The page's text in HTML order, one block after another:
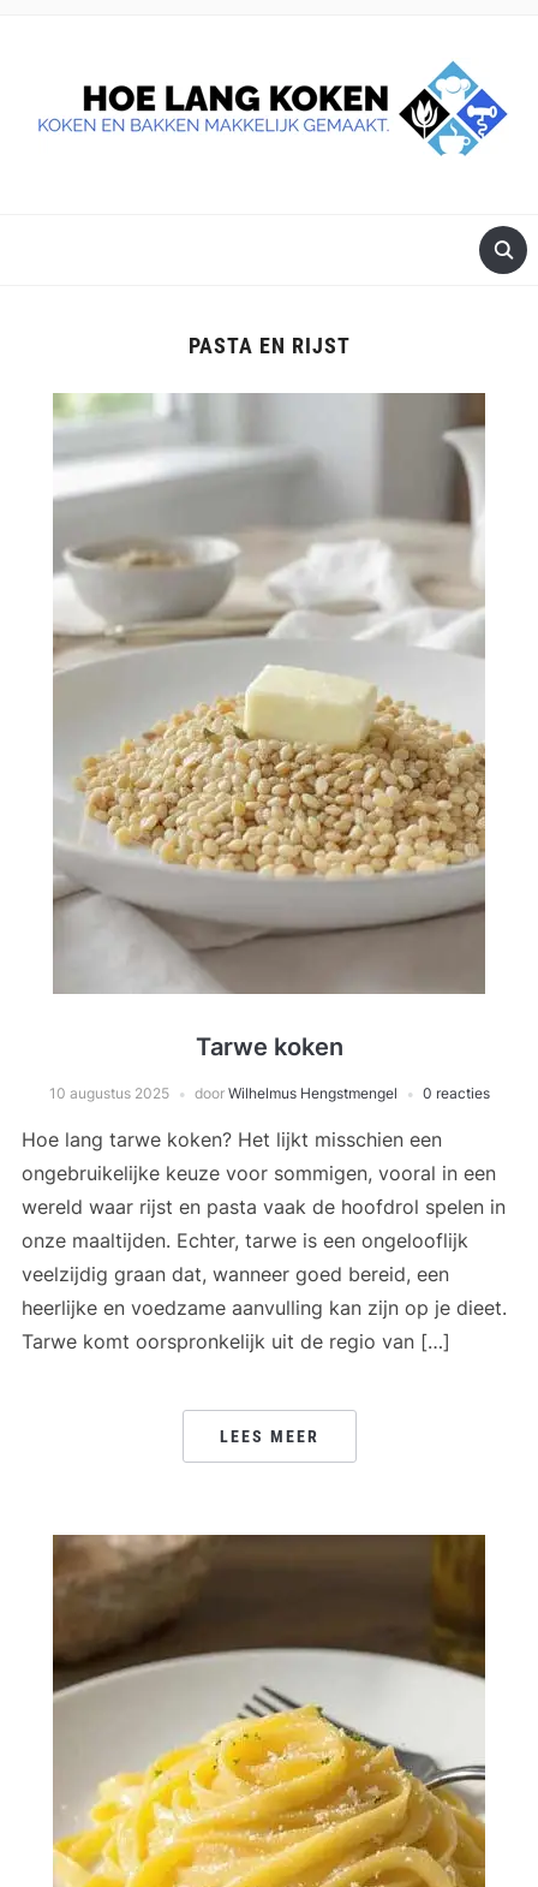
PASTA EN RIJST
Tarwe koken
10 augustus 2025 door Wilhelmus Hengstmengel 0 reacties
Hoe lang tarwe koken? Het lijkt misschien een
ongebruikelijke keuze voor sommigen, vooral in een
wereld waar rijst en pasta vaak de hoofdrol spelen in
onze maaltijden. Echter, tarwe is een ongelooflijk
veelzijdig graan dat, wanneer goed bereid, een
heerlijke en voedzame aanvulling kan zijn op je dieet.
Tarwe komt oorspronkelijk uit de regio van […]
LEES MEER